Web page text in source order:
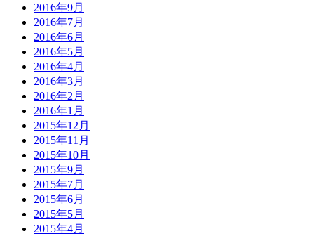
2016年9月
2016年7月
2016年6月
2016年5月
2016年4月
2016年3月
2016年2月
2016年1月
2015年12月
2015年11月
2015年10月
2015年9月
2015年7月
2015年6月
2015年5月
2015年4月